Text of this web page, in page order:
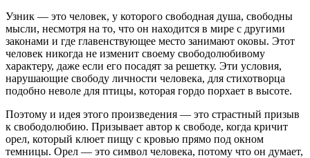
Узник — это человек, у которого свободная душа, свободны
мысли, несмотря на то, что он находится в мире с другими
законами и где главенствующее место занимают оковы. Этот
человек никогда не изменит своему свободолюбивому
характеру, даже если его посадят за решетку. Эти условия,
нарушающие свободу личности человека, для стихотворца
подобно неволе для птицы, которая гордо порхает в высоте.
Поэтому и идея этого произведения — это страстный призыв
к свободолюбию. Призывает автор к свободе, когда кричит
орел, который клюет пищу с кровью прямо под окном
темницы. Орел — это символ человека, потому что он думает,